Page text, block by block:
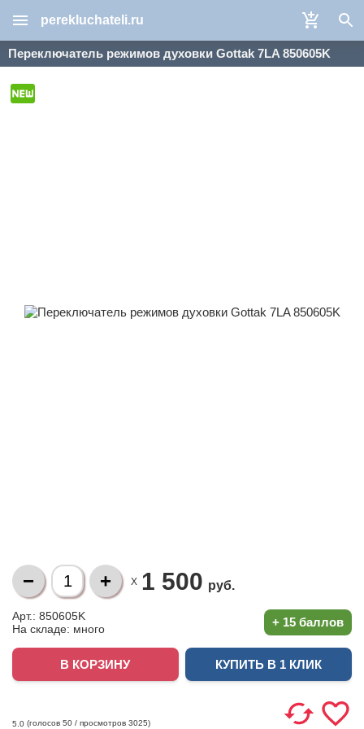
perekluchateli.ru
Переключатель режимов духовки Gottak 7LA 850605K
X 1 500 руб.
Арт.: 850605K
На складе: много + 15 баллов
КУПИТЬ В 1 КЛИК
5.0 (голосов 50 / просмотров 3025)